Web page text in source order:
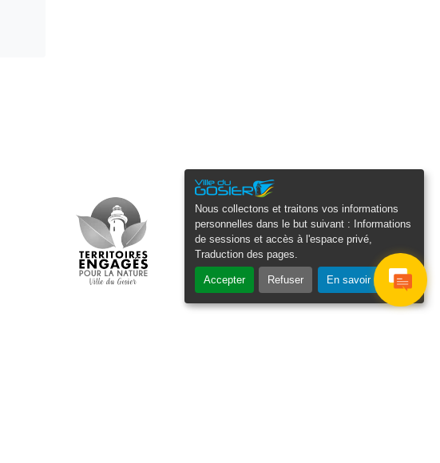
Nous collectons et traitons vos informations
personnelles dans le but suivant :
Informations
de sessions et accès à l'espace privé,
Traduction des pages
Accepter Refuser En savoir plus